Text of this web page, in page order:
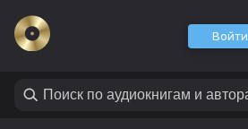
Войти